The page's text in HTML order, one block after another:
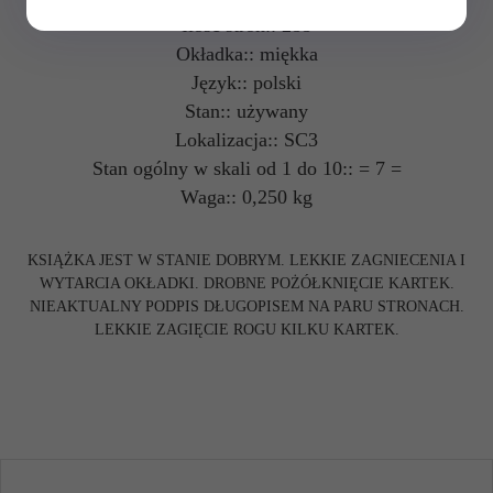
Ilość stron:: 288
Okładka:: miękka
Język:: polski
Stan:: używany
Lokalizacja:: SC3
Stan ogólny w skali od 1 do 10:: = 7 =
Waga:: 0,250 kg
KSIĄŻKA JEST W STANIE DOBRYM. LEKKIE ZAGNIECENIA I
WYTARCIA OKŁADKI. DROBNE POŻÓŁKNIĘCIE KARTEK.
NIEAKTUALNY PODPIS DŁUGOPISEM NA PARU STRONACH.
LEKKIE ZAGIĘCIE ROGU KILKU KARTEK.